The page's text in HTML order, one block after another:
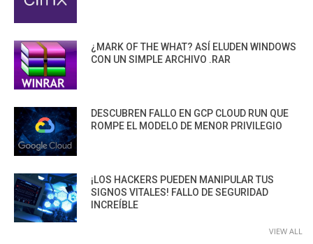
¿MARK OF THE WHAT? ASÍ ELUDEN WINDOWS
CON UN SIMPLE ARCHIVO .RAR
DESCUBREN FALLO EN GCP CLOUD RUN QUE
ROMPE EL MODELO DE MENOR PRIVILEGIO
¡LOS HACKERS PUEDEN MANIPULAR TUS
SIGNOS VITALES! FALLO DE SEGURIDAD
INCREÍBLE
VIEW ALL